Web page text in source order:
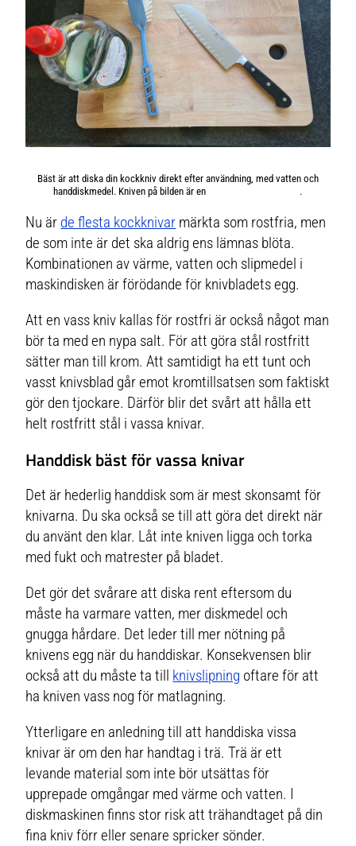
Bäst är att diska din kockkniv direkt efter användning, med vatten och
handdiskmedel. Kniven på bilden är en
.
Nu är de flesta kockknivar märkta som rostfria, men
de som inte är det ska aldrig ens lämnas blöta.
Kombinationen av värme, vatten och slipmedel i
maskindisken är förödande för knivbladets egg.
Att en vass kniv kallas för rostfri är också något man
bör ta med en nypa salt. För att göra stål rostfritt
sätter man till krom. Att samtidigt ha ett tunt och
vasst knivsblad går emot kromtillsatsen som faktiskt
gör den tjockare. Därför blir det svårt att hålla ett
helt rostfritt stål i vassa knivar.
Handdisk bäst för vassa knivar
Det är hederlig handdisk som är mest skonsamt för
knivarna. Du ska också se till att göra det direkt när
du använt den klar. Låt inte kniven ligga och torka
med fukt och matrester på bladet.
Det gör det svårare att diska rent eftersom du
måste ha varmare vatten, mer diskmedel och
gnugga hårdare. Det leder till mer nötning på
knivens egg när du handdiskar. Konsekvensen blir
också att du måste ta till knivslipning oftare för att
ha kniven vass nog för matlagning.
Ytterligare en anledning till att handdiska vissa
knivar är om den har handtag i trä. Trä är ett
levande material som inte bör utsättas för
upprepade omgångar med värme och vatten. I
diskmaskinen finns stor risk att trähandtaget på din
fina kniv förr eller senare spricker sönder.